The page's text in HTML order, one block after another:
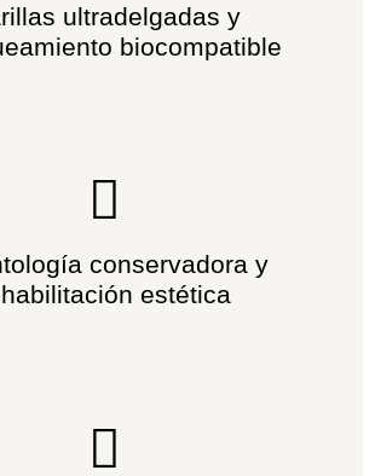
ultradelgadas y
biocompatible
conservadora y
estética